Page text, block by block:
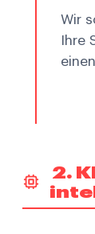
Wir
Ihre
2.